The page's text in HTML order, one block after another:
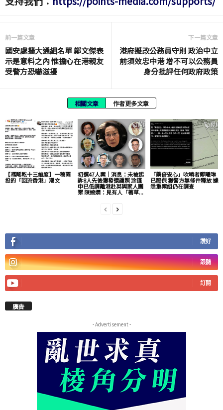
前一篇文章
國安處擴大通緝名單 鄭文傑表
示是意料之內 惟擔心在港親友
受警方恐嚇滋擾
下一篇文章
港府擬改公務員守則 政治中立
前須效忠中港 增不可以公務員
身分批評任何政府政策
相關文章 作者更多文章
【馮睎乾十三維度】一稿兩
投的「回流香港」潮文
初選47人案｜消息：未被起
訴8人先後獲發還護照 涂謹
申已低調離港赴英與家人團
聚 陳婉嫻：見有人「著草...
「藥倍安心」吹哨者鄭曦琳
已踢保 獲警方無條件釋放 據
悉重案組仍在調查
讚好
跟隨
訂閱
廣告
- Advertisement -